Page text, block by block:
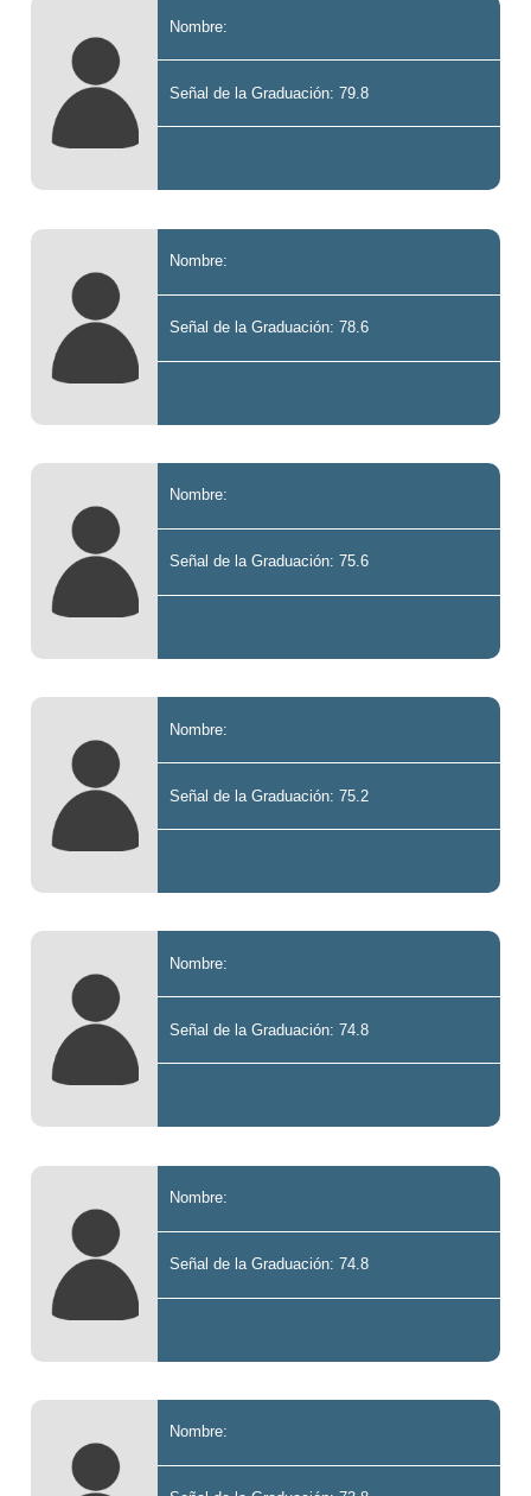
Nombre:
Señal de la Graduación: 79.8
Nombre:
Señal de la Graduación: 78.6
Nombre:
Señal de la Graduación: 75.6
Nombre:
Señal de la Graduación: 75.2
Nombre:
Señal de la Graduación: 74.8
Nombre:
Señal de la Graduación: 74.8
Nombre: